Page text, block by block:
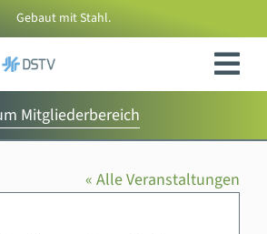
Gebaut mit Stahl.
Mitgliederbereich
« Alle Veranstaltungen